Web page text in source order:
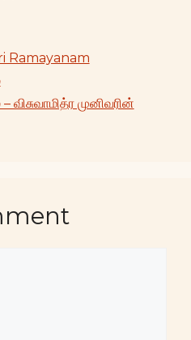
Ramayanam
முனிவரின்